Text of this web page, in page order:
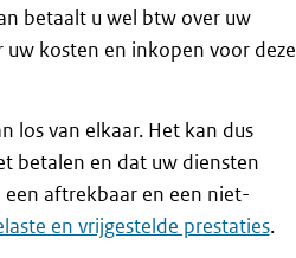
betaalt u wel btw over uw
kosten en inkopen voor deze
los van elkaar. Het kan dus
betalen en dat uw diensten
aftrekbaar en een niet-
en vrijgestelde prestaties.